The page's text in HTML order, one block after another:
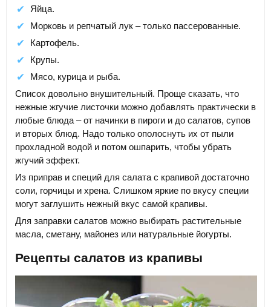
Яйца.
Морковь и репчатый лук – только пассерованные.
Картофель.
Крупы.
Мясо, курица и рыба.
Список довольно внушительный. Проще сказать, что
нежные жгучие листочки можно добавлять практически в
любые блюда – от начинки в пироги и до салатов, супов
и вторых блюд. Надо только ополоснуть их от пыли
прохладной водой и потом ошпарить, чтобы убрать
жгучий эффект.
Из приправ и специй для салата с крапивой достаточно
соли, горчицы и хрена. Слишком яркие по вкусу специи
могут заглушить нежный вкус самой крапивы.
Для заправки салатов можно выбирать растительные
масла, сметану, майонез или натуральные йогурты.
Рецепты салатов из крапивы